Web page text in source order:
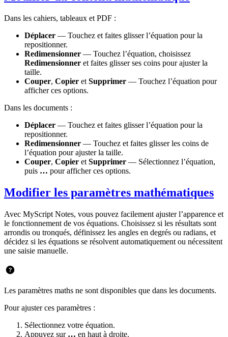
Dans les cahiers, tableaux et PDF :
Déplacer — Touchez et faites glisser l’équation pour la
repositionner.
Redimensionner — Touchez l’équation, choisissez
Redimensionner et faites glisser ses coins pour ajuster la
taille.
Couper, Copier et Supprimer — Touchez l’équation pour
afficher ces options.
Dans les documents :
Déplacer — Touchez et faites glisser l’équation pour la
repositionner.
Redimensionner — Touchez et faites glisser les coins de
l’équation pour ajuster la taille.
Couper, Copier et Supprimer — Sélectionnez l’équation,
puis … pour afficher ces options.
Modifier les paramètres mathématiques
Avec MyScript Notes, vous pouvez facilement ajuster l’apparence et
le fonctionnement de vos équations. Choisissez si les résultats sont
arrondis ou tronqués, définissez les angles en degrés ou radians, et
décidez si les équations se résolvent automatiquement ou nécessitent
une saisie manuelle.
Les paramètres maths ne sont disponibles que dans les documents.
Pour ajuster ces paramètres :
Sélectionnez votre équation.
Appuyez sur … en haut à droite.